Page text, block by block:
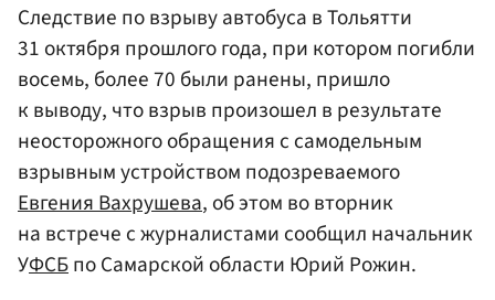
Следствие по взрыву автобуса в Тольятти
31 октября прошлого года, при котором погибли
восемь, более 70 были ранены, пришло
к выводу, что взрыв произошел в результате
неосторожного обращения с самодельным
взрывным устройством подозреваемого
Евгения Вахрушева, об этом во вторник
на встрече с журналистами сообщил начальник
УФСБпо Самарской области Юрий Рожин.